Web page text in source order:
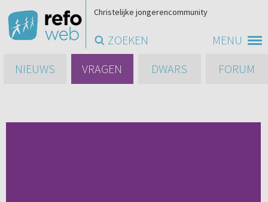
MENU
Christelijke jongerencommunity
ZOEKEN
NIEUWS
VRAGEN DWARS FORUM